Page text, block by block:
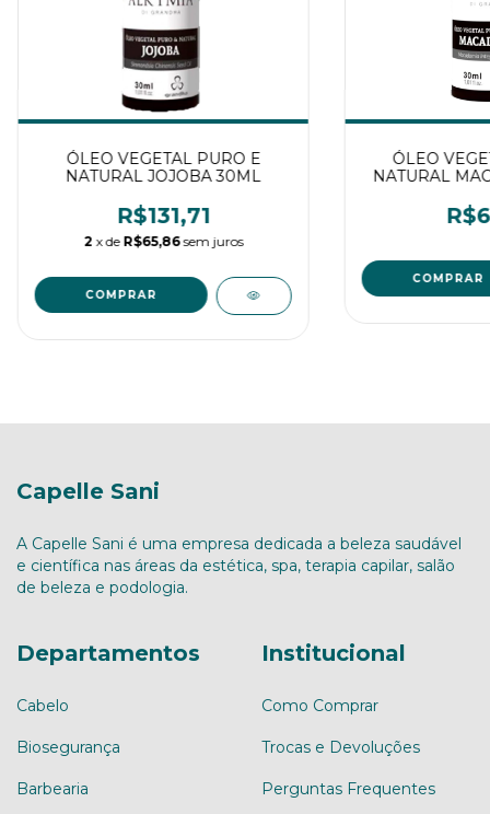
ÓLEO VEGETAL PURO E
NATURAL JOJOBA 30ML
R$131,71
2 x de R$65,86 sem juros
ÓLEO
NATURAL
Capelle Sani
A Capelle Sani é uma empresa dedicada a beleza saudável
e científica nas áreas da estética, spa, terapia capilar, salão
de beleza e podologia.
Departamentos
Cabelo
Biosegurança
Barbearia
Institucional
Como Comprar
Trocas e Devoluções
Perguntas Frequentes